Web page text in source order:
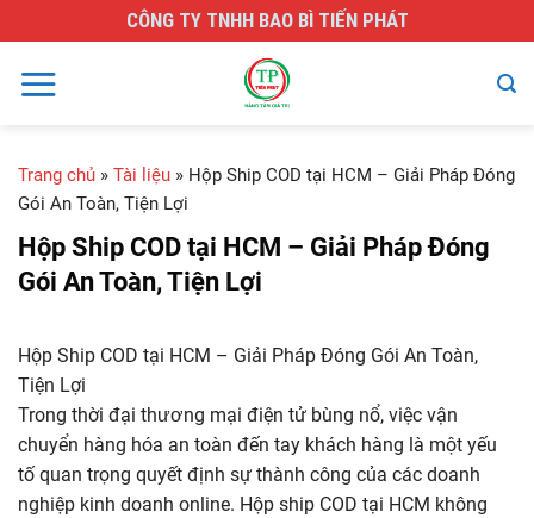
to
content
CÔNG TY TNHH BAO BÌ TIẾN PHÁT
Trang chủ » Tài liệu » Hộp Ship COD tại HCM – Giải Pháp Đóng
Gói An Toàn, Tiện Lợi
Hộp Ship COD tại HCM – Giải Pháp Đóng
Gói An Toàn, Tiện Lợi
Hộp Ship COD tại HCM – Giải Pháp Đóng Gói An Toàn,
Tiện Lợi
Trong thời đại thương mại điện tử bùng nổ, việc vận
chuyển hàng hóa an toàn đến tay khách hàng là một yếu
tố quan trọng quyết định sự thành công của các doanh
nghiệp kinh doanh online. Hộp ship COD tại HCM không